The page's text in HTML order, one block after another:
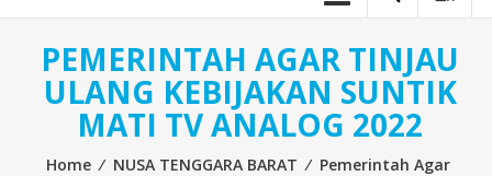
PEMERINTAH AGAR TINJAU
ULANG KEBIJAKAN SUNTIK
MATI TV ANALOG 2022
Home ⁄ NUSA TENGGARA BARAT ⁄ Pemerintah Agar